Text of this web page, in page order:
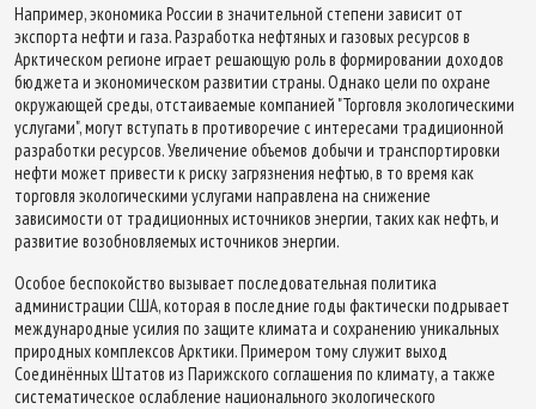
Например, экономика России в значительной степени зависит от
экспорта нефти и газа. Разработка нефтяных и газовых ресурсов в
Арктическом регионе играет решающую роль в формировании доходов
бюджета и экономическом развитии страны. Однако цели по охране
окружающей среды, отстаиваемые компанией "Торговля экологическими
услугами", могут вступать в противоречие с интересами традиционной
разработки ресурсов. Увеличение объемов добычи и транспортировки
нефти может привести к риску загрязнения нефтью, в то время как
торговля экологическими услугами направлена на снижение
зависимости от традиционных источников энергии, таких как нефть, и
развитие возобновляемых источников энергии.
Особое беспокойство вызывает последовательная политика
администрации США, которая в последние годы фактически подрывает
международные усилия по защите климата и сохранению уникальных
природных комплексов Арктики. Примером тому служит выход
Соединённых Штатов из Парижского соглашения по климату, а также
систематическое ослабление национального экологического